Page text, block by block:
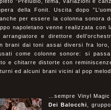
della Fonit. Uscita dopo
per essere la colonna sonora
napoletano venne realizzata con
arrangiatore e direttore
brani dai toni assai diversi fra
come colonne sonore: si
e chitarre distorte con
ed alcuni brani vicini al pop
…sempre Vinyl
Dei Balocchi ,